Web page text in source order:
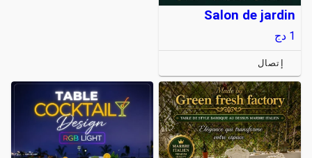
Salon de jardin
1 دج
إتصال